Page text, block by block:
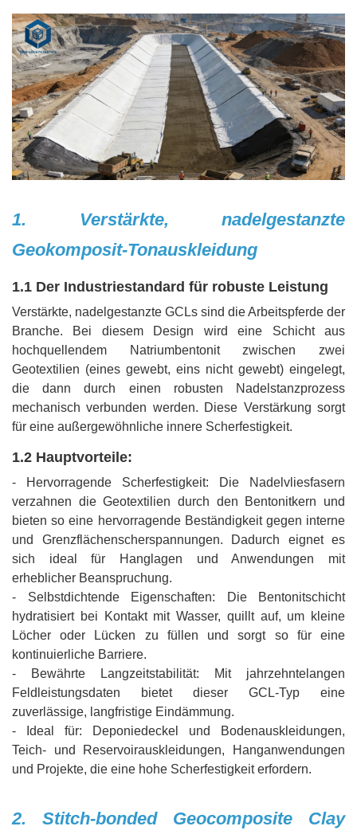
1. Verstärkte, nadelgestanzte
Geokomposit-Tonauskleidung
1.1 Der Industriestandard für robuste Leistung
Verstärkte, nadelgestanzte GCLs sind die Arbeitspferde der
Branche. Bei diesem Design wird eine Schicht aus
hochquellendem Natriumbentonit zwischen zwei
Geotextilien (eines gewebt, eins nicht gewebt) eingelegt,
die dann durch einen robusten Nadelstanzprozess
mechanisch verbunden werden. Diese Verstärkung sorgt
für eine außergewöhnliche innere Scherfestigkeit.
1.2 Hauptvorteile:
- Hervorragende Scherfestigkeit: Die Nadelvliesfasern
verzahnen die Geotextilien durch den Bentonitkern und
bieten so eine hervorragende Beständigkeit gegen interne
und Grenzflächenscherspannungen. Dadurch eignet es
sich ideal für Hanglagen und Anwendungen mit
erheblicher Beanspruchung.
- Selbstdichtende Eigenschaften: Die Bentonitschicht
hydratisiert bei Kontakt mit Wasser, quillt auf, um kleine
Löcher oder Lücken zu füllen und sorgt so für eine
kontinuierliche Barriere.
- Bewährte Langzeitstabilität: Mit jahrzehntelangen
Feldleistungsdaten bietet dieser GCL-Typ eine
zuverlässige, langfristige Eindämmung.
- Ideal für: Deponiedeckel und Bodenauskleidungen,
Teich- und Reservoirauskleidungen, Hanganwendungen
und Projekte, die eine hohe Scherfestigkeit erfordern.
2. Stitch-bonded Geocomposite Clay